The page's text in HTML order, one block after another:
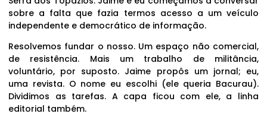
sobre a falta que fazia termos acesso a um veículo
independente e democrático de informação.
Resolvemos fundar o nosso. Um espaço não comercial,
de resistência. Mais um trabalho de militância,
voluntário, por suposto. Jaime propôs um jornal; eu,
uma revista. O nome eu escolhi (ele queria Bacurau).
Dividimos as tarefas. A capa ficou com ele, a linha
editorial também.